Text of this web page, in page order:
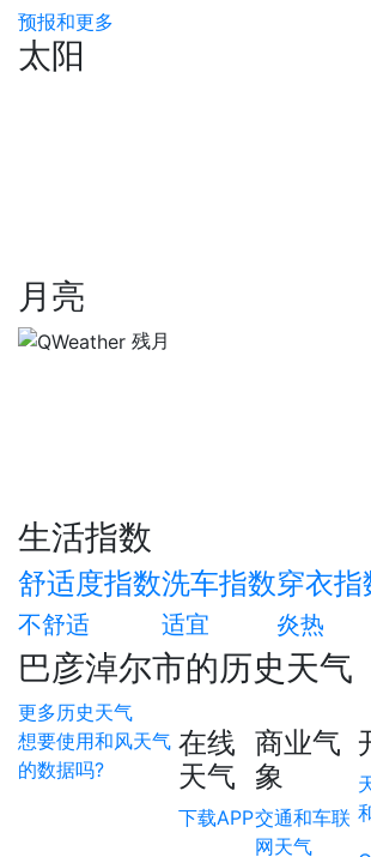
预报和更多
太阳
月亮
残月
生活指数
舒适度指数
不舒适
洗车指数
适宜
穿衣指
炎热
巴彦淖尔市的历史天气
更多历史天气
想要使用和风天气
的数据吗?
在线
天气
下载APP
商业气
象
交通和车联
网天气